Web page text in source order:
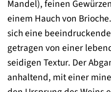
Mandel), feinen
einem Hauch von
sich eine
getragen von einer
seidigen Textur. Der
anhaltend, mit einer